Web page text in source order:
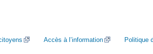
Accès à l’information Politique